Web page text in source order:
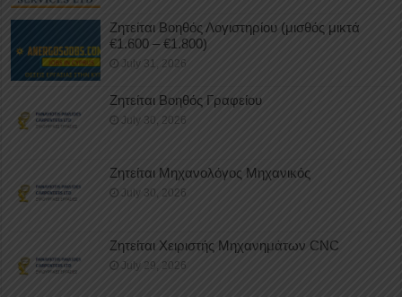
Ζητείται Βοηθός Λογιστηρίου (μισθός μικτά
€1.600 – €1.800)
July 31, 2026
Ζητείται Βοηθός Γραφείου
July 30, 2026
Ζητείται Μηχανολόγος Μηχανικός
July 30, 2026
Ζητείται Χειριστής Μηχανημάτων CNC
July 29, 2026